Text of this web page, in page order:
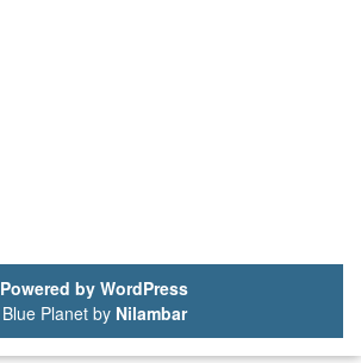
Powered by WordPress
Blue Planet by Nilambar